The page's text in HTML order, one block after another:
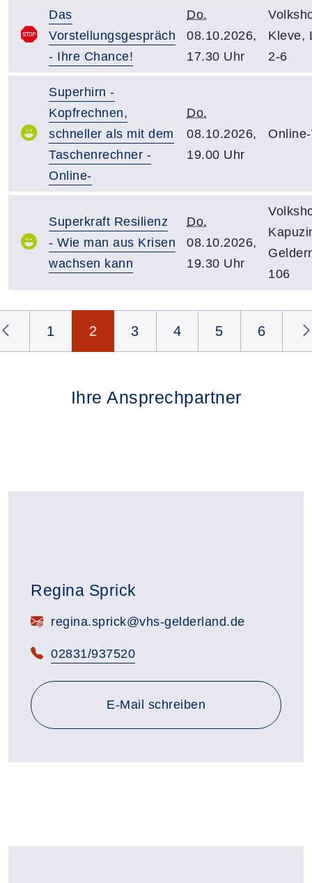
Das
Vorstellungsgespräch
- Ihre Chance!
Do.
08.10.2026,
17.30 Uhr
Kleve,
2-6
Superhirn -
Kopfrechnen,
schneller als mit dem
Taschenrechner -
Online-
Do.
08.10.2026,
19.00 Uhr
Superkraft Resilienz
- Wie man aus Krisen
wachsen kann
Do.
08.10.2026,
19.30 Uhr
106
1 2 3 4 5 6
Ihre Ansprechpartner
Regina Sprick
E-Mail:regina.sprick@vhs-gelderland.de
Telefon:
02831/937520
E-Mail schreiben